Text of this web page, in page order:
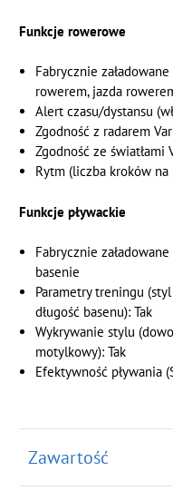
Funkcje rowerowe
Fabrycznie
rowerem, jazda
Alert czasu/dystansu
Zgodność z radarem
Zgodność ze światłami
Rytm (liczba kroków
Funkcje pływackie
Fabrycznie
basenie
Parametry treningu
długość basenu): Tak
Wykrywanie stylu
motylkowy): Tak
Efektywność pływania
Zawartość